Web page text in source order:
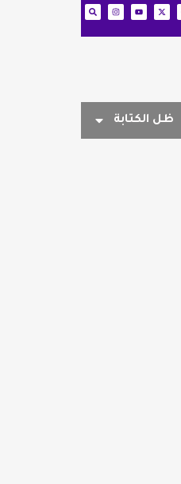
ظل الكتابة